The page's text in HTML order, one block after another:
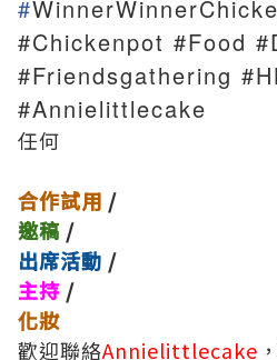
#
#Chickenpot #Food
#Friendsgathering
#Annielittlecake
任何
合作試用 /
邀稿 /
出席活動 /
主持 /
化妝
歡迎聯絡Annielittlecake